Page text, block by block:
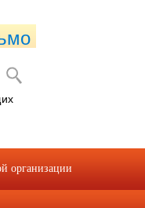
в ДОУ
организации